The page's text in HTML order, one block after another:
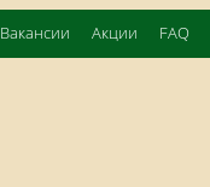
Вакансии Акции FAQ